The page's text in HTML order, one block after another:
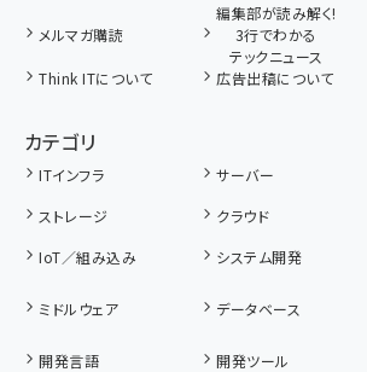
メルマガ購読
編集部が読み解く!
3行でわかる
テックニュース
Think ITについて 広告出稿について
カテゴリ
ITインフラ サーバー
ストレージ
クラウド
IoT／組み込み
システム開発
ミドルウェア データベース
開発言語
開発ツール